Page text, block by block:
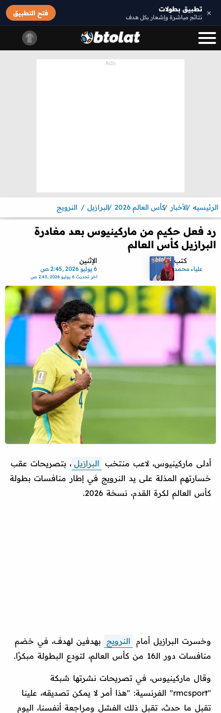
× تطبيق بطولات
نتائج مباشرة وإشعار بكل هدف
فتح التطبيق
الرئيسيه الأخبار كأس العالم 2026 البرازيل النرويج
رد فعل حكيم من ماركينيوس بعد مغادرة
البرازيل كأس العالم
كتب
علياء محمد
الإثنين
6 يوليو 2026 ,2:45 ص
اخر تحديث6 يوليو 2026 ,2:45 ص
أدلى ماركينيوس، لاعب منتخب البرازيل ، بتصريحات عقب
خسارتهم المذلة على يد النرويج في إطار منافسات بطولة
كأس العالم لكرة القدم، نسخة 2026.
وخسرت البرازيل أمام النرويج بهدفين لهدف، في خضم
منافسات دور الـ16 من كأس العالم، لتودع البطولة مبكرًا.
وقال ماركينيوس، في تصريحات نشرتها شبكة
"rmcsport" الفرنسية: "هذا أمر لا يمكن تصديقه، علينا
تقبل ما حدث، تقبل ذلك الفشل ومراجعة أنفسنا، اليوم